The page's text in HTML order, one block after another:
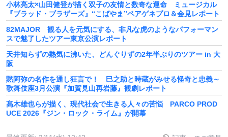
小林亮太×山田健登が描く双子の友情と数奇な運命 ミュージカル
『ブラッド・ブラザーズ』“こばやま”ペアゲネプロ＆会見レポート
82MAJOR 観る人を元気にする、非凡な虎のようなパフォーマン
スで魅了したツアー東京公演レポート
天井知らずの熱気に沸いた、どんぐりずの2年半ぶりのツアー in 大
阪
黙阿弥の名作を通し狂言で！ 巳之助と時蔵がみせる怪奇と忠義～
歌舞伎座3月公演『加賀見山再岩藤』観劇レポート
髙木雄也らが描く、現代社会で生きる人々の苦悩 PARCO PROD
UCE 2026『ジン・ロック・ライム』が開幕